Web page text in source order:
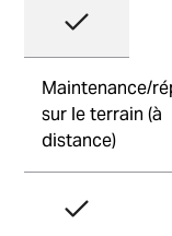
Maintenance/
sur le terrain (à
distance)